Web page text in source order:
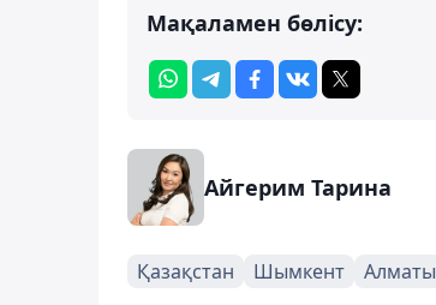
Мақаламен бөлісу:
Айгерим Тарина
Қазақстан Шымкент Алматы